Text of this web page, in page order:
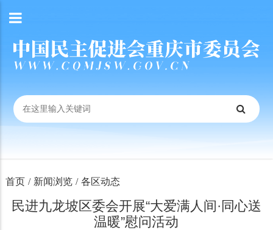
首页 / 新闻浏览 / 各区动态
民进九龙坡区委会开展“大爱满人间·同心送
温暖”慰问活动